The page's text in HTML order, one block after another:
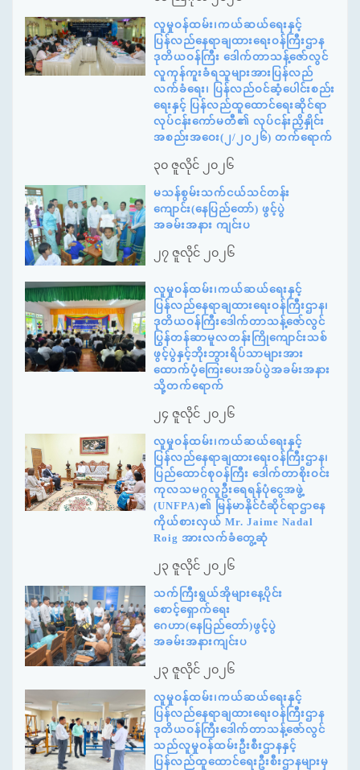
လူမှုဝန်ထမ်း၊ကယ်ဆယ်ရေးနှင့်
ပြန်လည်နေရာချထားရေးဝန်ကြီးဌာန
ဒုတိယဝန်ကြီး ဒေါက်တာသန့်ဇော်လွင်
လူကုန်ကူးခံရသူများအားပြန်လည်
လက်ခံရေး၊ ပြန်လည်ဝင်ဆံ့ပေါင်းစည်း
ရေးနှင့် ပြန်လည်ထူထောင်ရေးဆိုင်ရာ
လုပ်ငန်းကော်မတီ၏ လုပ်ငန်းညှိနှိုင်း
အစည်းအဝေး(၂/၂၀၂၆) တက်ရောက်
၃၀ ဇူလိုင် ၂၀၂၆
မသန်စွမ်းသက်ငယ်သင်တန်း
ကျောင်း(နေပြည်တော်) ဖွင့်ပွဲ
အခမ်းအနား ကျင်းပ
၂၇ ဇူလိုင် ၂၀၂၆
လူမှုဝန်ထမ်း၊ကယ်ဆယ်ရေးနှင့်
ပြန်လည်နေရာချထားရေးဝန်ကြီးဌာန၊
ဒုတိယဝန်ကြီးဒေါက်တာသန့်ဇော်လွင်
ပြွန်တန်ဆာမူလတန်းကြိုကျောင်းသစ်
ဖွင့်ပွဲနှင့်ဘိုးဘွားရိပ်သာများအား
ထောက်ပံ့ကြေးပေးအပ်ပွဲအခမ်းအနား
သို့တက်ရောက်
၂၄ ဇူလိုင် ၂၀၂၆
လူမှုဝန်ထမ်း၊ကယ်ဆယ်ရေးနှင့်
ပြန်လည်နေရာချထားရေးဝန်ကြီးဌာန၊
ပြည်ထောင်စုဝန်ကြီး ဒေါက်တာစိုးဝင်း
ကုလသမဂ္ဂလူဦးရေရန်ပုံငွေအဖွဲ့
(UNFPA)၏ မြန်မာနိုင်ငံဆိုင်ရာဌာနေ
ကိုယ်စားလှယ် Mr. Jaime Nadal
Roig အားလက်ခံတွေ့ဆုံ
၂၃ ဇူလိုင် ၂၀၂၆
သက်ကြီးရွယ်အိုများနေ့ပိုင်း
စောင့်ရှောက်ရေး
ဂေဟာ(နေပြည်တော်)ဖွင့်ပွဲ
အခမ်းအနားကျင်းပ
၂၃ ဇူလိုင် ၂၀၂၆
လူမှုဝန်ထမ်း၊ကယ်ဆယ်ရေးနှင့်
ပြန်လည်နေရာချထားရေးဝန်ကြီးဌာန
ဒုတိယဝန်ကြီးဒေါက်တာသန့်ဇော်လွင်
သည်လူမှုဝန်ထမ်းဦးစီးဌာနနှင့်
ပြန်လည်ထူထောင်ရေးဦးစီးဌာနများမှ